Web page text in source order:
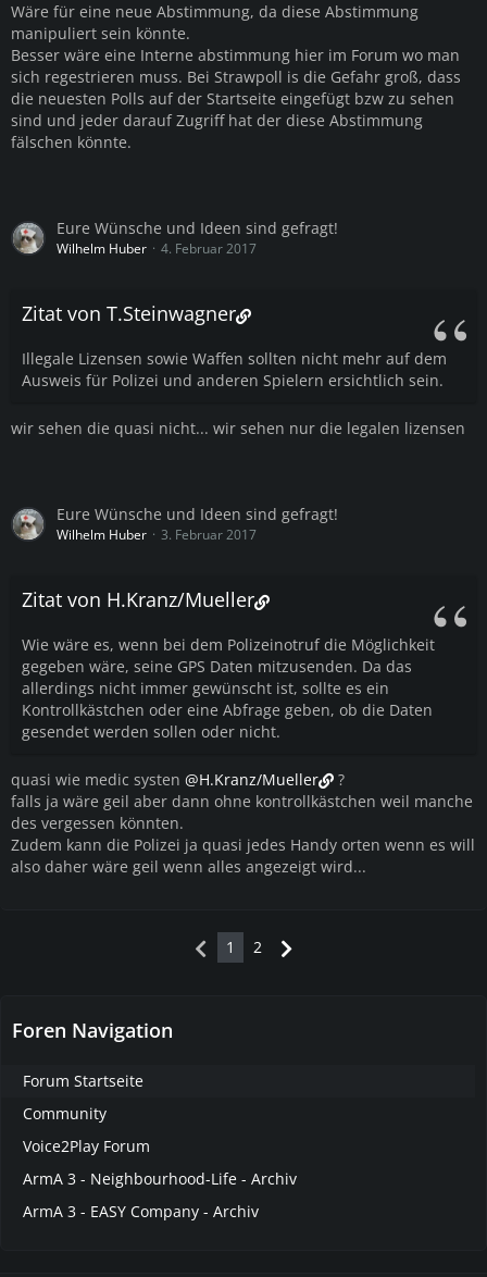
Wäre für eine neue Abstimmung, da diese Abstimmung
manipuliert sein könnte.
Besser wäre eine Interne abstimmung hier im Forum wo man
sich regestrieren muss. Bei Strawpoll is die Gefahr groß, dass
die neuesten Polls auf der Startseite eingefügt bzw zu sehen
sind und jeder darauf Zugriff hat der diese Abstimmung
fälschen könnte.
Eure Wünsche und Ideen sind gefragt!
Wilhelm Huber 4. Februar 2017
Zitat von T.Steinwagner
Illegale Lizensen sowie Waffen sollten nicht mehr auf dem
Ausweis für Polizei und anderen Spielern ersichtlich sein.
wir sehen die quasi nicht... wir sehen nur die legalen lizensen
Eure Wünsche und Ideen sind gefragt!
Wilhelm Huber 3. Februar 2017
Zitat von H.Kranz/Mueller
Wie wäre es, wenn bei dem Polizeinotruf die Möglichkeit
gegeben wäre, seine GPS Daten mitzusenden. Da das
allerdings nicht immer gewünscht ist, sollte es ein
Kontrollkästchen oder eine Abfrage geben, ob die Daten
gesendet werden sollen oder nicht.
quasi wie medic systen @H.Kranz/Mueller
?
falls ja wäre geil aber dann ohne kontrollkästchen weil manche
des vergessen könnten.
Zudem kann die Polizei ja quasi jedes Handy orten wenn es will
also daher wäre geil wenn alles angezeigt wird...
1 2
Foren Navigation
Forum Startseite
Community
Voice2Play Forum
ArmA 3 - Neighbourhood-Life - Archiv
ArmA 3 - EASY Company - Archiv